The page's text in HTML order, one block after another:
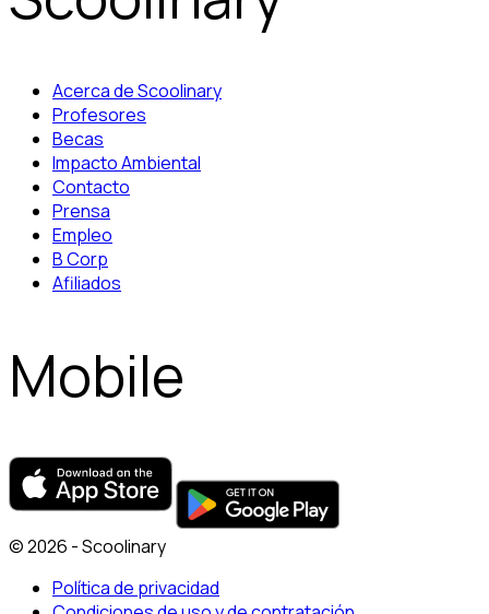
Acerca de Scoolinary
Profesores
Becas
Impacto Ambiental
Contacto
Prensa
Empleo
B Corp
Afiliados
Mobile
© 2026 - Scoolinary
Política de privacidad